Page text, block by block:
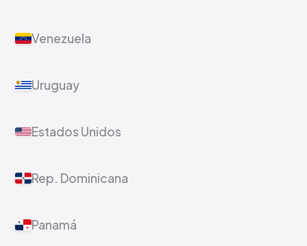
Venezuela
Uruguay
Estados Unidos
Rep. Dominicana
Panamá